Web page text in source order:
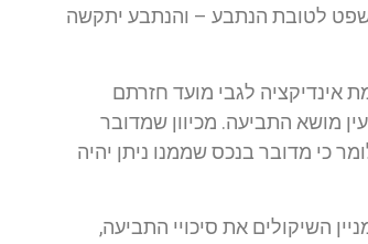
לטובת הנתבע – והנתבע יתקשה
מאז שנת 2011 בארה"ב. לא קיימת אינדיקציה לגבי מועד חזרתם
מושא התביעה. מכיוון שמדובר
כי מדובר בנכס שממנו ניתן יהיה
השיקולים את סיכויי התביעה,